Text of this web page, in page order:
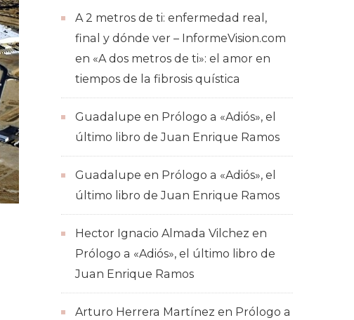
A 2 metros de ti: enfermedad real,
final y dónde ver – InformeVision.com
en «A dos metros de ti»: el amor en
tiempos de la fibrosis quística
Guadalupe en Prólogo a «Adiós», el
último libro de Juan Enrique Ramos
Guadalupe en Prólogo a «Adiós», el
último libro de Juan Enrique Ramos
Hector Ignacio Almada Vilchez en
Prólogo a «Adiós», el último libro de
Juan Enrique Ramos
Arturo Herrera Martínez en Prólogo a